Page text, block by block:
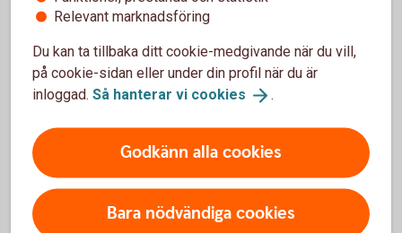
Välkommen att skicka oss ett meddelande i internetbanken
Kontakta oss för rådgivning
Vanliga frågor och svar om
företagslån
Relevant marknadsföring
Du kan ta tillbaka ditt cookie-medgivande när du vill,
på cookie-sidan eller under din profil när du är
inloggad. Så hanterar vi cookies .
Godkänn alla cookies
Bara nödvändiga cookies